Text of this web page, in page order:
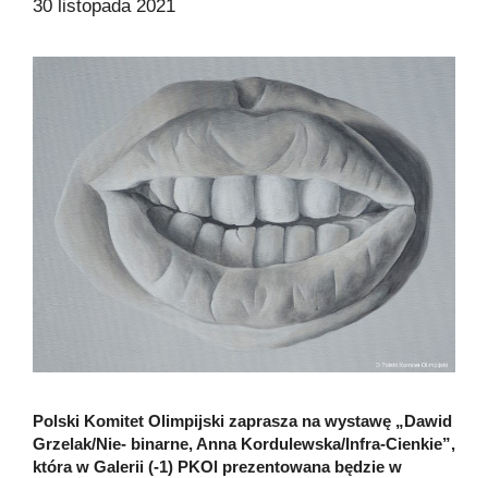
30 listopada 2021
Polski Komitet Olimpijski zaprasza na wystawę „Dawid
Grzelak/Nie- binarne, Anna Kordulewska/Infra-Cienkie”,
która w Galerii (-1) PKOl prezentowana będzie w